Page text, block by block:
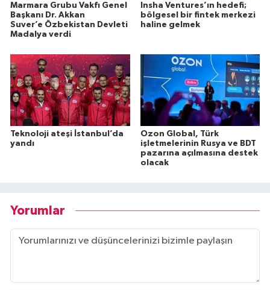
Marmara Grubu Vakfı Genel
Başkanı Dr. Akkan
Suver’e Özbekistan Devleti
Madalya verdi
Insha Ventures’ın hedefi;
bölgesel bir fintek merkezi
haline gelmek
Teknoloji ateşi İstanbul’da
yandı
Ozon Global, Türk
işletmelerinin Rusya ve BDT
pazarına açılmasına destek
olacak
Yorumlar